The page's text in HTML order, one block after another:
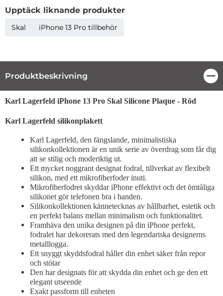
Upptäck liknande produkter
Skal iPhone 13 Pro tillbehör
Produktbeskrivning
Produktbeskrivning
Karl Lagerfeld iPhone 13 Pro Skal Silicone Plaque - Röd
Karl Lagerfeld silikonplakett
Karl Lagerfeld, den fängslande, minimalistiska
silikonkollektionen är en unik serie av överdrag som får dig
att se stilig och moderiktig ut.
Ett mycket noggrant designat fodral, tillverkat av flexibelt
silikon, med ett mikrofiberfoder inuti.
Mikrofiberfodret skyddar iPhone effektivt och det ömtåliga
silikonet gör telefonen bra i handen.
Silikonkollektionen kännetecknas av hållbarhet, estetik och
en perfekt balans mellan minimalism och funktionalitet.
Framhäva den unika designen på din iPhone perfekt,
fodralet har dekorerats med den legendariska designerns
metalllogga.
Ett snyggt skyddsfodral håller din enhet säker från repor
och stötar
Den har designats för att skydda din enhet och ge den ett
elegant utseende
Exakt passform till enheten